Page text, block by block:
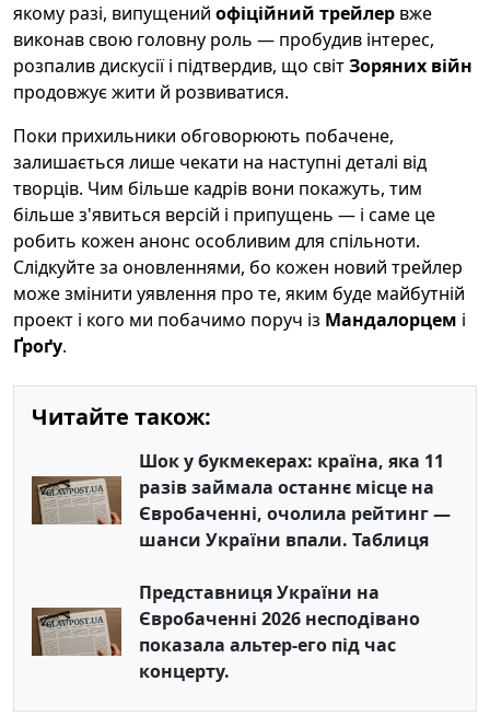
якому разі, випущений офіційний трейлер вже
виконав свою головну роль — пробудив інтерес,
розпалив дискусії і підтвердив, що світЗоряних війн
продовжує жити й розвиватися.
Поки прихильники обговорюють побачене,
залишається лише чекати на наступні деталі від
творців. Чим більше кадрів вони покажуть, тим
більше з'явиться версій і припущень — і саме це
робить кожен анонс особливим для спільноти.
Слідкуйте за оновленнями, бо кожен новий трейлер
може змінити уявлення про те, яким буде майбутній
проект і кого ми побачимо поруч із Мандалорцем і
Ґроґу.
Читайте також:
Шок у букмекерах: країна, яка 11
разів займала останнє місце на
Євробаченні, очолила рейтинг —
шанси України впали. Таблиця
Представниця України на
Євробаченні 2026 несподівано
показала альтер-его під час
концерту.